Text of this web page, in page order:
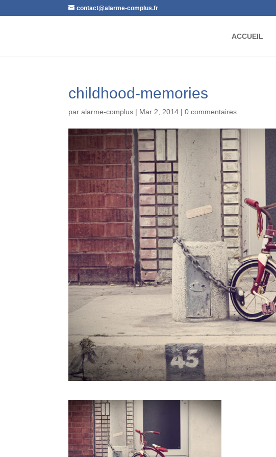
contact@alarme-complus.fr
ACCUEIL
childhood-memories
paralarme-complus | Mar 2, 2014 |0 commentaires